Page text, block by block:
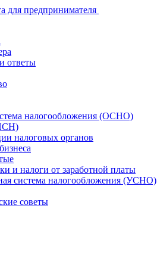
ответы
налогообложения (ОСНО)
налоговых органов
и налоги от заработной платы
система налогообложения (УСНО)
советы